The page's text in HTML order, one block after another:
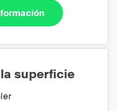
superficie